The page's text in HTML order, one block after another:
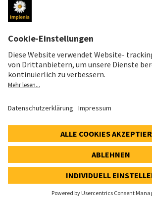
Gründung Sustainability Committee
1. NACHHALTIGKEITSBERICHT
2011